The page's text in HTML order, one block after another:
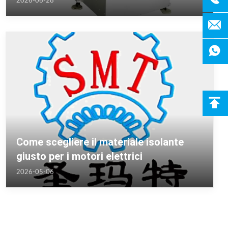
aspirazione
Come scegliere il materiale isolante
giusto per i motori elettrici
2026-05-06